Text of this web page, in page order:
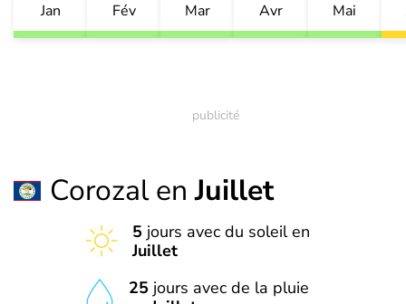
Jan Fév Mar Avr Mai
Corozal enJuillet
5 jours avec du soleil en
Juillet
25 jours avec de la pluie